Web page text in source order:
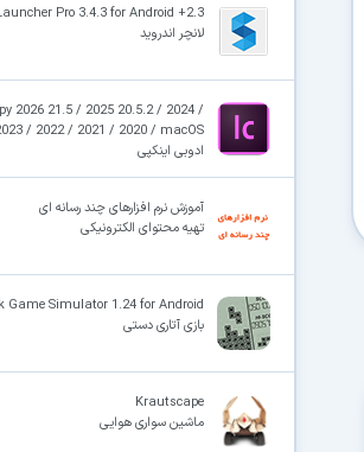
Pro 3.4.3 for Android +2.3
لانچر اندروید
2026 21.5 / 2025 20.5.2 / 2024 /
/ 2022 / 2021 / 2020 / macOS
ادوبی اینکپی
آموزش نرم افزارهای چند رسانه ای
تهیه محتوای الکترونیکی
Game Simulator 1.24 for Android
بازی آتاری دستی
Krautscape
ماشین سواری هوایی